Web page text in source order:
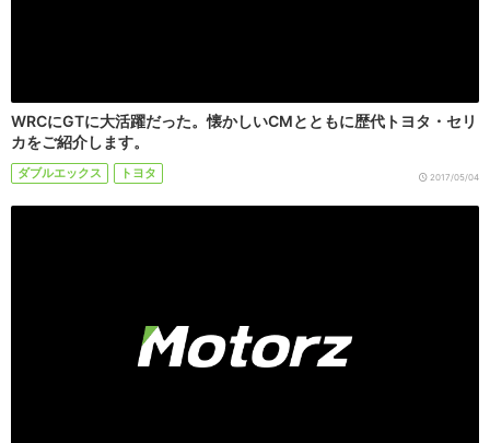
WRCにGTに大活躍だった。懐かしいCMとともに歴代トヨタ・セリ
カをご紹介します。
ダブルエックス トヨタ 2017/05/04